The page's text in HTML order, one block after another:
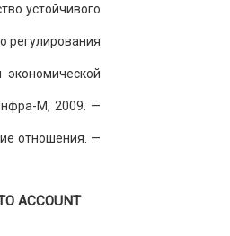
устойчивого
регулирования
М, 2009. —
отношения. —
ACCOUNT